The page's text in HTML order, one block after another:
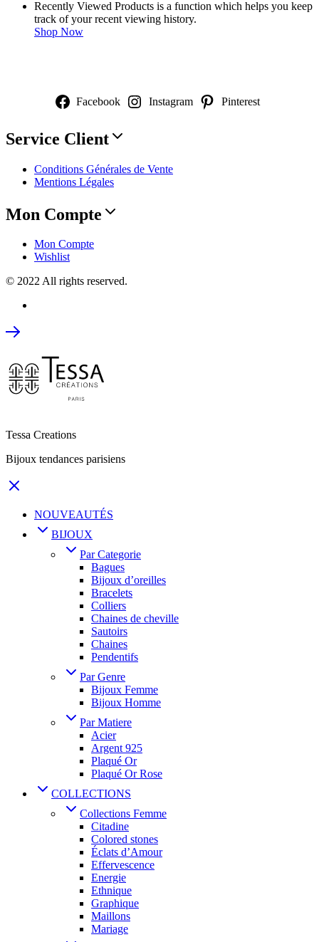
Recently Viewed Products is a function which helps you keep
track of your recent viewing history.
Shop Now
Facebook Instagram Pinterest
Service Client
Conditions Générales de Vente
Mentions Légales
Mon Compte
Mon Compte
Wishlist
© 2022 All rights reserved.
Tessa Creations
Bijoux tendances parisiens
NOUVEAUTÉS
BIJOUX
Par Categorie
Bagues
Bijoux d’oreilles
Bracelets
Colliers
Chaines de cheville
Sautoirs
Chaines
Pendentifs
Par Genre
Bijoux Femme
Bijoux Homme
Par Matiere
Acier
Argent 925
Plaqué Or
Plaqué Or Rose
COLLECTIONS
Collections Femme
Citadine
Colored stones
Éclats d’Amour
Effervescence
Energie
Ethnique
Graphique
Maillons
Mariage